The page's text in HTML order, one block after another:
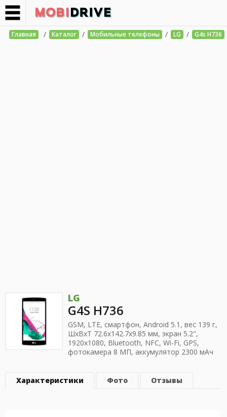
Главная / Каталог / Мобильные телефоны / LG / G4s H736
LG
G4S H736
GSM, LTE, смартфон, Android 5.1, вес 139 г,
ШхВхТ 72.6x142.7x9.85 мм, экран 5.2",
1920x1080, Bluetooth, NFC, Wi-Fi, GPS,
фотокамера 8 МП, аккумулятор 2300 мАч
Характеристики Фото Отзывы